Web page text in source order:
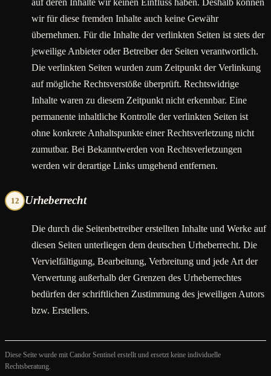
auf deren Inhalte wir keinen Einfluss haben. Deshalb können
wir für diese fremden Inhalte auch keine Gewähr
übernehmen. Für die Inhalte der verlinkten Seiten ist stets der
jeweilige Anbieter oder Betreiber der Seiten verantwortlich.
Die verlinkten Seiten wurden zum Zeitpunkt der Verlinkung
auf mögliche Rechtsverstöße überprüft. Rechtswidrige
Inhalte waren zu diesem Zeitpunkt nicht erkennbar. Eine
permanente inhaltliche Kontrolle der verlinkten Seiten ist
ohne konkrete Anhaltspunkte einer Rechtsverletzung nicht
zumutbar. Bei Bekanntwerden von Rechtsverletzungen
werden wir derartige Links umgehend entfernen.
12 Urheberrecht
Die durch die Seitenbetreiber erstellten Inhalte und Werke auf
diesen Seiten unterliegen dem deutschen Urheberrecht. Die
Vervielfältigung, Bearbeitung, Verbreitung und jede Art der
Verwertung außerhalb der Grenzen des Urheberrechtes
bedürfen der schriftlichen Zustimmung des jeweiligen Autors
bzw. Erstellers.
Diese Seite wurde mit Candor Sentinel erstellt und ersetzt keine individuelle
Rechtsberatung.